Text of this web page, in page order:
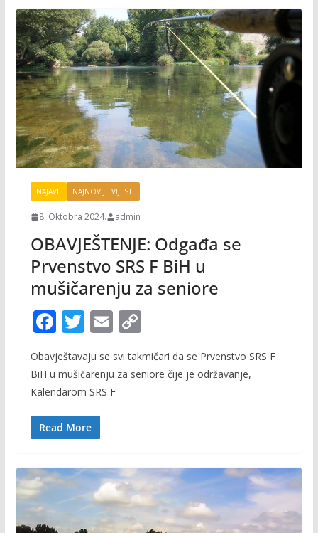
NAJAVE NAJNOVIJE VIJESTI
8. Oktobra 2024. admin
OBAVJEŠTENJE: Odgađa se
Prvenstvo SRS F BiH u
mušičarenju za seniore
F
ac
e
b
o
o
T
itt
er
E
ai
l
C
p
Obavještavaju se svi takmičari da se Prvenstvo SRS F
BiH u mušičarenju za seniore čije je održavanje,
Kalendarom SRS F
Read More